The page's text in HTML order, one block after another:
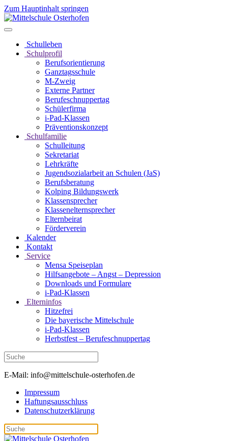
Zum Hauptinhalt springen
Schulleben
Schulprofil
Berufsorientierung
Ganztagsschule
M-Zweig
Externe Partner
Berufeschnuppertag
Schülerfirma
i-Pad-Klassen
Präventionskonzept
Schulfamilie
Schulleitung
Sekretariat
Lehrkräfte
Jugendsozialarbeit an Schulen (JaS)
Berufsberatung
Kolping Bildungswerk
Klassensprecher
Klassenelternsprecher
Elternbeirat
Förderverein
Kalender
Kontakt
Service
Mensa Speiseplan
Hilfsangebote – Angst – Depression
Downloads und Formulare
i-Pad-Klassen
Elterninfos
Hitzefrei
Die bayerische Mittelschule
i-Pad-Klassen
Herbstfest – Berufeschnuppertag
E-Mail: info@mittelschule-osterhofen.de
Impressum
Haftungsausschluss
Datenschutzerklärung